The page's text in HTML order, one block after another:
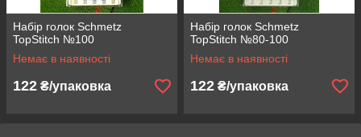
Набір голок Schmetz
TopStitch №100
Немає в наявності
122 ₴/упаковка
Набір голок Schmetz
TopStitch №80-100
Немає в наявності
122 ₴/упаковка